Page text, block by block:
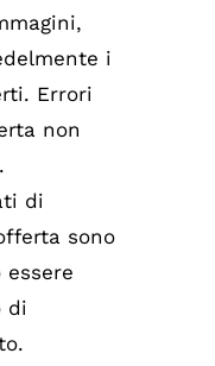
i
Errori
non
di
sono
di